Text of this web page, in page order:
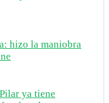
hizo la maniobra
ya tiene